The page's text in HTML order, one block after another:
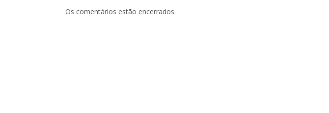
Os comentários estão encerrados.